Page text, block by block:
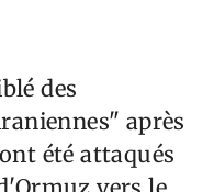
des
après
été attaqués